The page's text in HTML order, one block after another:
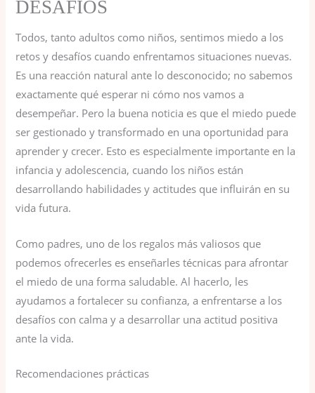
DESAFÍOS
Todos, tanto adultos como niños, sentimos miedo a los
retos y desafíos cuando enfrentamos situaciones nuevas.
Es una reacción natural ante lo desconocido; no sabemos
exactamente qué esperar ni cómo nos vamos a
desempeñar. Pero la buena noticia es que el miedo puede
ser gestionado y transformado en una oportunidad para
aprender y crecer. Esto es especialmente importante en la
infancia y adolescencia, cuando los niños están
desarrollando habilidades y actitudes que influirán en su
vida futura.
Como padres, uno de los regalos más valiosos que
podemos ofrecerles es enseñarles técnicas para afrontar
el miedo de una forma saludable. Al hacerlo, les
ayudamos a fortalecer su confianza, a enfrentarse a los
desafíos con calma y a desarrollar una actitud positiva
ante la vida.
Recomendaciones prácticas